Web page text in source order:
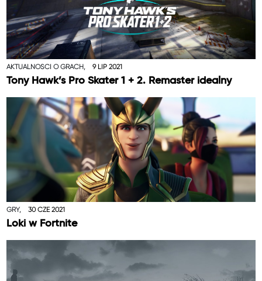
AKTUALNOŚCI O GRACH, 9 LIP 2021
Tony Hawk’s Pro Skater 1 + 2. Remaster idealny
GRY, 30 CZE 2021
Loki w Fortnite